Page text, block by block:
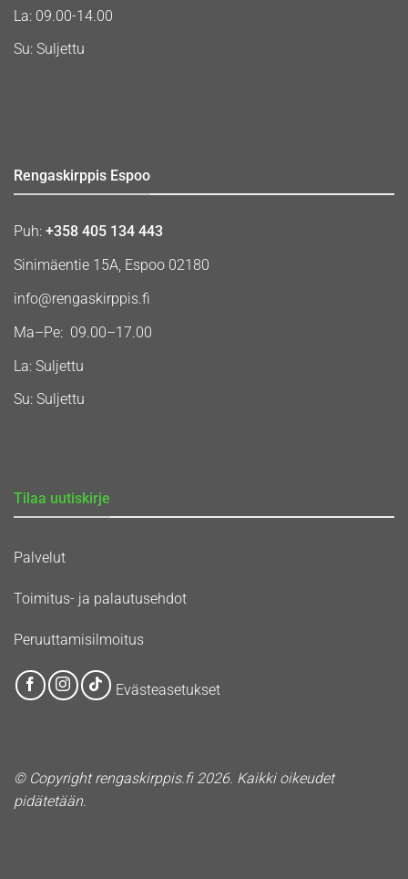
La: 09.00-14.00
Su: Suljettu
Rengaskirppis Espoo
Puh: +358 405 134 443
Sinimäentie 15A, Espoo 02180
info@rengaskirppis.fi
Ma–Pe: 09.00–17.00
La: Suljettu
Su: Suljettu
Tilaa uutiskirje
Palvelut
Toimitus- ja palautusehdot
Peruuttamisilmoitus
Evästeasetukset
© Copyright rengaskirppis.fi 2026. Kaikki oikeudet
pidätetään.